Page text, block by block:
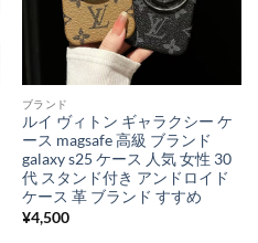
ブランド
ルイ ヴィトン ギャラクシー ケ
ース magsafe 高級 ブランド
galaxy s25 ケース 人気 女性 30
代 スタンド付き アンドロイド
ケース 革 ブランド すすめ
¥4,500